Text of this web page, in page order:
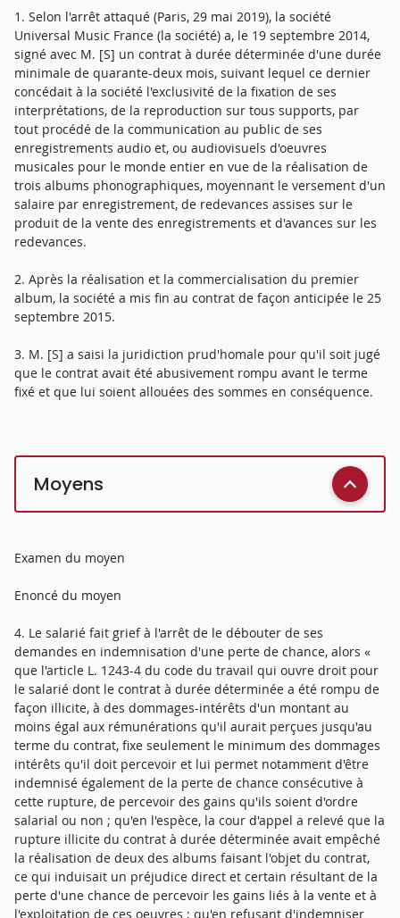
1. Selon l'arrêt attaqué (Paris, 29 mai 2019), la société
Universal Music France (la société) a, le 19 septembre 2014,
signé avec M. [S] un contrat à durée déterminée d'une durée
minimale de quarante-deux mois, suivant lequel ce dernier
concédait à la société l'exclusivité de la fixation de ses
interprétations, de la reproduction sur tous supports, par
tout procédé de la communication au public de ses
enregistrements audio et, ou audiovisuels d'oeuvres
musicales pour le monde entier en vue de la réalisation de
trois albums phonographiques, moyennant le versement d'un
salaire par enregistrement, de redevances assises sur le
produit de la vente des enregistrements et d'avances sur les
redevances.
2. Après la réalisation et la commercialisation du premier
album, la société a mis fin au contrat de façon anticipée le 25
septembre 2015.
3. M. [S] a saisi la juridiction prud'homale pour qu'il soit jugé
que le contrat avait été abusivement rompu avant le terme
fixé et que lui soient allouées des sommes en conséquence.
Moyens
Examen du moyen
Enoncé du moyen
4. Le salarié fait grief à l'arrêt de le débouter de ses
demandes en indemnisation d'une perte de chance, alors «
que l'article L. 1243-4 du code du travail qui ouvre droit pour
le salarié dont le contrat à durée déterminée a été rompu de
façon illicite, à des dommages-intérêts d'un montant au
moins égal aux rémunérations qu'il aurait perçues jusqu'au
terme du contrat, fixe seulement le minimum des dommages
intérêts qu'il doit percevoir et lui permet notamment d'être
indemnisé également de la perte de chance consécutive à
cette rupture, de percevoir des gains qu'ils soient d'ordre
salarial ou non ; qu'en l'espèce, la cour d'appel a relevé que la
rupture illicite du contrat à durée déterminée avait empêché
la réalisation de deux des albums faisant l'objet du contrat,
ce qui induisait un préjudice direct et certain résultant de la
perte d'une chance de percevoir les gains liés à la vente et à
l'exploitation de ces oeuvres ; qu'en refusant d'indemniser